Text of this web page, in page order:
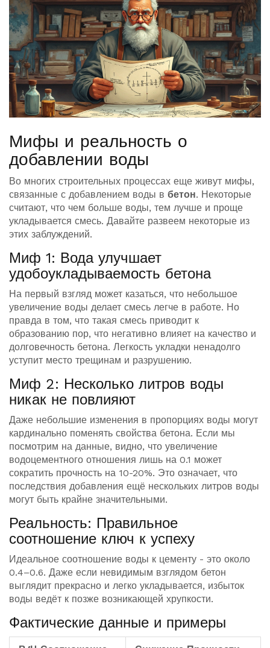
Мифы и реальность о
добавлении воды
Во многих строительных процессах еще живут мифы,
связанные с добавлением воды в бетон. Некоторые
считают, что чем больше воды, тем лучше и проще
укладывается смесь. Давайте развеем некоторые из
этих заблуждений.
Миф 1: Вода улучшает
удобоукладываемость бетона
На первый взгляд может казаться, что небольшое
увеличение воды делает смесь легче в работе. Но
правда в том, что такая смесь приводит к
образованию пор, что негативно влияет на качество и
долговечность бетона. Легкость укладки ненадолго
уступит место трещинам и разрушению.
Миф 2: Несколько литров воды
никак не повлияют
Даже небольшие изменения в пропорциях воды могут
кардинально поменять свойства бетона. Если мы
посмотрим на данные, видно, что увеличение
водоцементного отношения лишь на 0.1 может
сократить прочность на 10-20%. Это означает, что
последствия добавления ещё нескольких литров воды
могут быть крайне значительными.
Реальность: Правильное
соотношение ключ к успеху
Идеальное соотношение воды к цементу - это около
0.4–0.6. Даже если невидимым взглядом бетон
выглядит прекрасно и легко укладывается, избыток
воды ведёт к позже возникающей хрупкости.
Фактические данные и примеры